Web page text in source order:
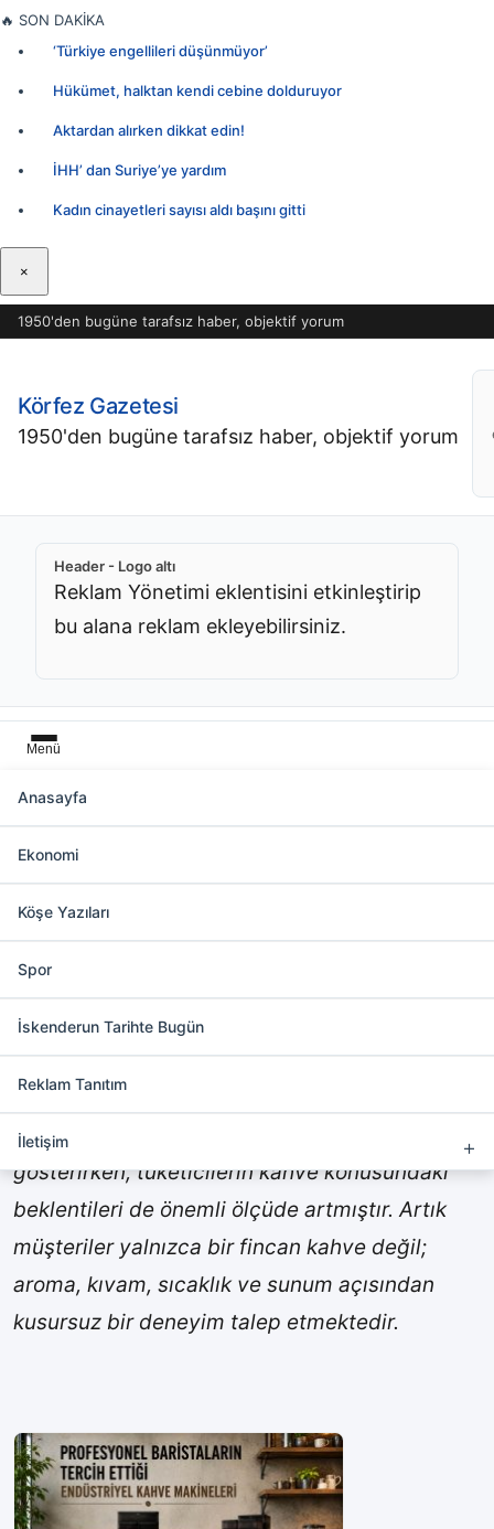
İçeriğe
🔥 SON DAKİKA
‘Türkiye engellileri düşünmüyor’
Hükümet, halktan kendi cebine dolduruyor
Aktardan alırken dikkat edin!
İHH’ dan Suriye’ye yardım
Kadın cinayetleri sayısı aldı başını gitti
×
1950'den bugüne tarafsız haber, objektif yorum
Körfez Gazetesi
1950'den bugüne tarafsız haber, objektif yorum
Header - Logo altı
Reklam Yönetimi eklentisini etkinleştirip
bu alana reklam ekleyebilirsiniz.
Menü
Anasayfa
Ekonomi
Köşe Yazıları
Spor
İskenderun Tarihte Bugün
Reklam Tanıtım
İletişim
Reklam Yönetimi eklentisini etkinleştirip bu
Profesyonel Baristaların Tercih
Ettiği Endüstriyel Kahve
Makineleri
Kahve sektörü son yıllarda büyük bir gelişim
gösterirken, tüketicilerin kahve konusundaki
beklentileri de önemli ölçüde artmıştır. Artık
müşteriler yalnızca bir fincan kahve değil;
aroma, kıvam, sıcaklık ve sunum açısından
kusursuz bir deneyim talep etmektedir.